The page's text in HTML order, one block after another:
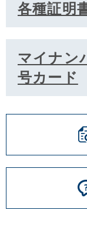
各種証明
マイナン
号カード